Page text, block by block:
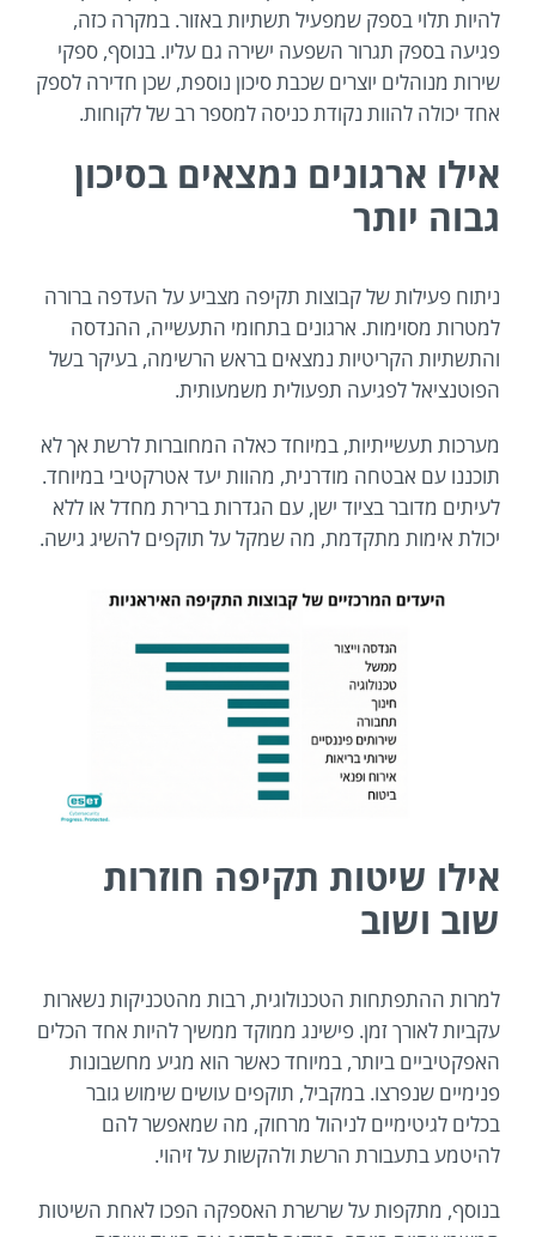
להיות תלוי בספק שמפעיל תשתיות באזור. במקרה כזה,
פגיעה בספק תגרור השפעה ישירה גם עליו. בנוסף, ספקי
שירות מנוהלים יוצרים שכבת סיכון נוספת, שכן חדירה לספק
אחד יכולה להוות נקודת כניסה למספר רב של לקוחות.
אילו ארגונים נמצאים בסיכון
גבוה יותר
ניתוח פעילות של קבוצות תקיפה מצביע על העדפה ברורה
למטרות מסוימות. ארגונים בתחומי התעשייה, ההנדסה
והתשתיות הקריטיות נמצאים בראש הרשימה, בעיקר בשל
הפוטנציאל לפגיעה תפעולית משמעותית.
מערכות תעשייתיות, במיוחד כאלה המחוברות לרשת אך לא
תוכננו עם אבטחה מודרנית, מהוות יעד אטרקטיבי במיוחד.
לעיתים מדובר בציוד ישן, עם הגדרות ברירת מחדל או ללא
יכולת אימות מתקדמת, מה שמקל על תוקפים להשיג גישה.
אילו שיטות תקיפה חוזרות
שוב ושוב
למרות ההתפתחות הטכנולוגית, רבות מהטכניקות נשארות
עקביות לאורך זמן. פישינג ממוקד ממשיך להיות אחד הכלים
האפקטיביים ביותר, במיוחד כאשר הוא מגיע מחשבונות
פנימיים שנפרצו. במקביל, תוקפים עושים שימוש גובר
בכלים לגיטימיים לניהול מרחוק, מה שמאפשר להם
להיטמע בתעבורת הרשת ולהקשות על זיהוי.
בנוסף, מתקפות על שרשרת האספקה הפכו לאחת השיטות